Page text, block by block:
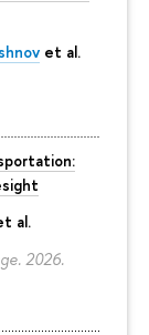
et al.
al.
2026.